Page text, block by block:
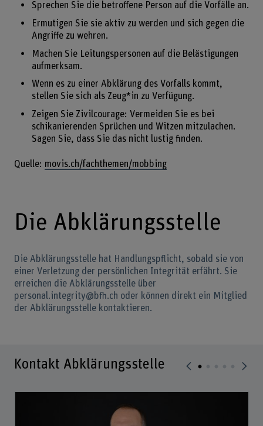
Sprechen Sie die betroffene Person auf die Vorfälle an.
Ermutigen Sie sie aktiv zu werden und sich gegen die
Angriffe zu wehren.
Machen Sie Leitungspersonen auf die Belästigungen
aufmerksam.
Wenn es zu einer Abklärung des Vorfalls kommt,
stellen Sie sich als Zeug*in zu Verfügung.
Zeigen Sie Zivilcourage: Vermeiden Sie es bei
schikanierenden Sprüchen und Witzen mitzulachen.
Sagen Sie, dass Sie das nicht lustig finden.
Quelle: movis.ch/fachthemen/mobbing
Die Abklärungsstelle
Die Abklärungsstelle hat Handlungspflicht, sobald sie von
einer Verletzung der persönlichen Integrität erfährt. Sie
erreichen die Abklärungsstelle über
personal.integrity@bfh.ch oder können direkt ein Mitglied
der Abklärungsstelle kontaktieren.
Kontakt Abklärungsstelle